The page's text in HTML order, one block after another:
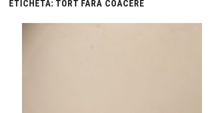
ETICHETĂ: TORT FARA COACERE